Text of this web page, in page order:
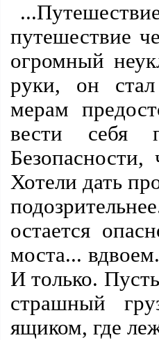
путешествие
огромный
руки, он
мерам
вести себя
Хотели дать
остается
моста...
И только.
страшный
ящиком, где